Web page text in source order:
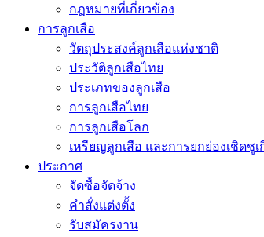
กฎหมายที่เกี่ยวข้อง
การลูกเสือ
วัตถุประสงค์ลูกเสือแห่งชาติ
ประวัติลูกเสือไทย
ประเภทของลูกเสือ
การลูกเสือไทย
การลูกเสือโลก
เหรียญลูกเสือ และการยกย่องเชิดชูเ
ประกาศ
จัดซื้อจัดจ้าง
คำสั่งแต่งตั้ง
รับสมัครงาน